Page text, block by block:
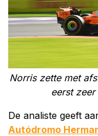
Norris zette met
eerst
De analiste geeft
Autódromo